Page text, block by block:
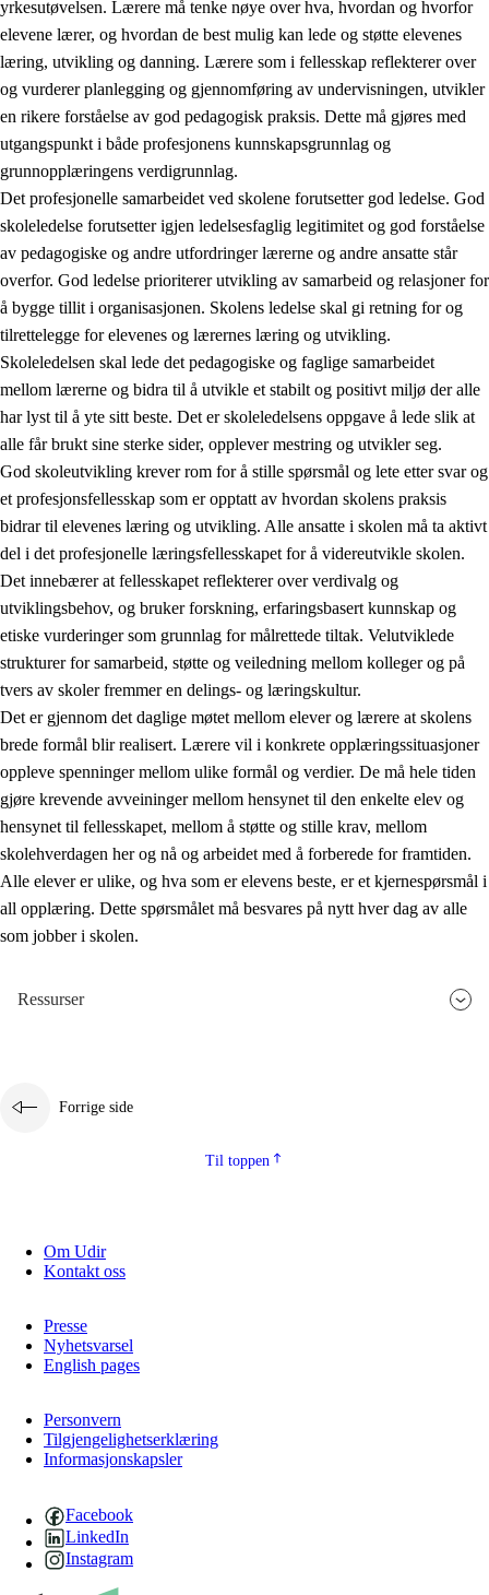
yrkesutøvelsen. Lærere må tenke nøye over hva, hvordan og hvorfor
elevene lærer, og hvordan de best mulig kan lede og støtte elevenes
læring, utvikling og danning. Lærere som i fellesskap reflekterer over
og vurderer planlegging og gjennomføring av undervisningen, utvikler
en rikere forståelse av god pedagogisk praksis. Dette må gjøres med
utgangspunkt i både profesjonens kunnskapsgrunnlag og
grunnopplæringens verdigrunnlag.
Det profesjonelle samarbeidet ved skolene forutsetter god ledelse. God
skoleledelse forutsetter igjen ledelsesfaglig legitimitet og god forståelse
av pedagogiske og andre utfordringer lærerne og andre ansatte står
overfor. God ledelse prioriterer utvikling av samarbeid og relasjoner for
å bygge tillit i organisasjonen. Skolens ledelse skal gi retning for og
tilrettelegge for elevenes og lærernes læring og utvikling.
Skoleledelsen skal lede det pedagogiske og faglige samarbeidet
mellom lærerne og bidra til å utvikle et stabilt og positivt miljø der alle
har lyst til å yte sitt beste. Det er skoleledelsens oppgave å lede slik at
alle får brukt sine sterke sider, opplever mestring og utvikler seg.
God skoleutvikling krever rom for å stille spørsmål og lete etter svar og
et profesjonsfellesskap som er opptatt av hvordan skolens praksis
bidrar til elevenes læring og utvikling. Alle ansatte i skolen må ta aktivt
del i det profesjonelle læringsfellesskapet for å videreutvikle skolen.
Det innebærer at fellesskapet reflekterer over verdivalg og
utviklingsbehov, og bruker forskning, erfaringsbasert kunnskap og
etiske vurderinger som grunnlag for målrettede tiltak. Velutviklede
strukturer for samarbeid, støtte og veiledning mellom kolleger og på
tvers av skoler fremmer en delings- og læringskultur.
Det er gjennom det daglige møtet mellom elever og lærere at skolens
brede formål blir realisert. Lærere vil i konkrete opplæringssituasjoner
oppleve spenninger mellom ulike formål og verdier. De må hele tiden
gjøre krevende avveininger mellom hensynet til den enkelte elev og
hensynet til fellesskapet, mellom å støtte og stille krav, mellom
skolehverdagen her og nå og arbeidet med å forberede for framtiden.
Alle elever er ulike, og hva som er elevens beste, er et kjernespørsmål i
all opplæring. Dette spørsmålet må besvares på nytt hver dag av alle
som jobber i skolen.
Ressurser
Forrige side
Til toppen
Om Udir
Kontakt oss
Presse
Nyhetsvarsel
English pages
Personvern
Tilgjengelighetserklæring
Informasjonskapsler
Facebook
LinkedIn
Instagram